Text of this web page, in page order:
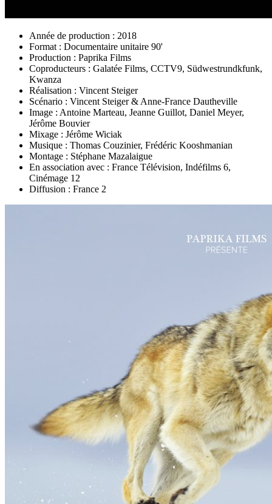
Année de production : 2018
Format : Documentaire unitaire 90'
Production : Paprika Films
Coproducteurs : Galatée Films, CCTV9, Südwestrundkfunk,
Kwanza
Réalisation : Vincent Steiger
Scénario : Vincent Steiger & Anne-France Dautheville
Image : Antoine Marteau, Jeanne Guillot, Daniel Meyer,
Jérôme Bouvier
Mixage : Jérôme Wiciak
Musique : Thomas Couzinier, Frédéric Kooshmanian
Montage : Stéphane Mazalaigue
En association avec : France Télévision, Indéfilms 6,
Cinémage 12
Diffusion : France 2